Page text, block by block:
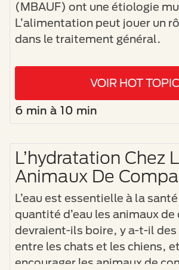
(MBAUF) ont une étiologie
L’alimentation peut jouer un
dans le traitement général.
VOIR HOT TOPIC
6 min à 10 min
L’hydratation Chez
Animaux De
L’eau est essentielle à la
quantité d’eau les animaux
devraient-ils boire, y a-t-il des
entre les chats et les chiens,
encourager les animaux de